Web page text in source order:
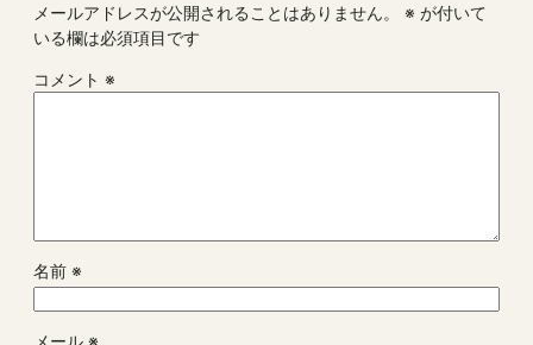
メールアドレスが公開されることはありません。 ※ が付いて
いる欄は必須項目です
コメント ※
名前 ※
メール ※